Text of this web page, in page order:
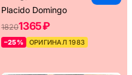
Placido Domingo
18201365 ₽
–25% ОРИГИНАЛ 1983